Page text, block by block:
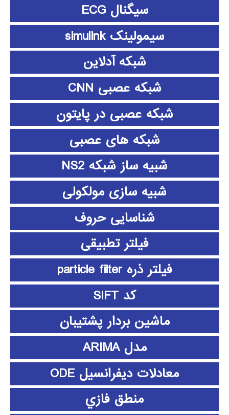
سیگنال ECG
سیمولینک simulink
شبکه آدلاین
شبکه عصبی CNN
شبکه عصبی در پایتون
شبکه های عصبی
شبیه ساز شبکه NS2
شبیه سازی مولکولی
شناسایی حروف
فیلتر تطبیقی
فیلتر ذره particle filter
کد SIFT
ماشین بردار پشتیبان
مدل ARIMA
معادلات دیفرانسیل ODE
منطق فازي